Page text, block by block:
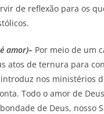
de reflexão para os
amor)– Por meio de um
atos de ternura para
nos ministérios
Todo o amor de
de Deus, nosso